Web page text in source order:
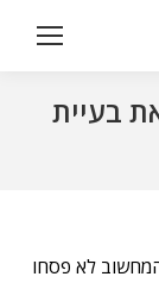
בעיית
לא פסחו